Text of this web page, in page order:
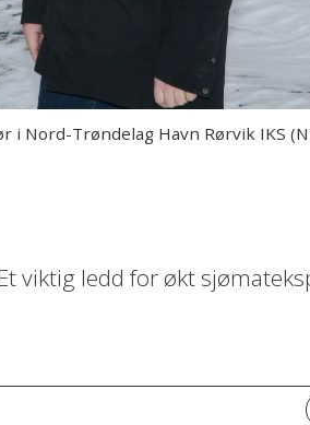
i Nord-Trøndelag Havn Rørvik IKS
viktig ledd for økt